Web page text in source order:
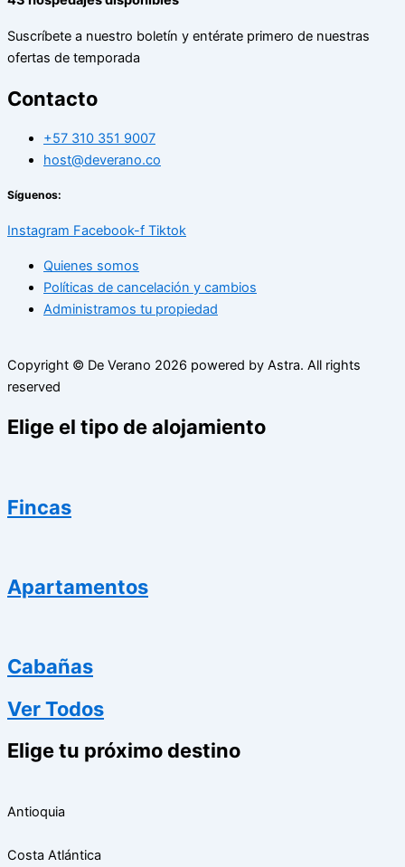
Suscríbete a nuestro boletín y entérate primero de nuestras
ofertas de temporada
Contacto
+57 310 351 9007
host@deverano.co
Síguenos:
Instagram Facebook-f Tiktok
Quienes somos
Políticas de cancelación y cambios
Administramos tu propiedad
Copyright © De Verano 2026 powered by Astra. All rights
reserved
Elige el tipo de alojamiento
Fincas
Apartamentos
Cabañas
Ver Todos
Elige tu próximo destino
Antioquia
Costa Atlántica